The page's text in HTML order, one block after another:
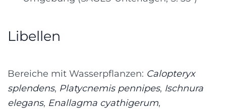
Libellen
Bereiche mit Wasserpflanzen: Calopteryx
splendens, Platycnemis pennipes, Ischnura
elegans, Enallagma cyathigerum,